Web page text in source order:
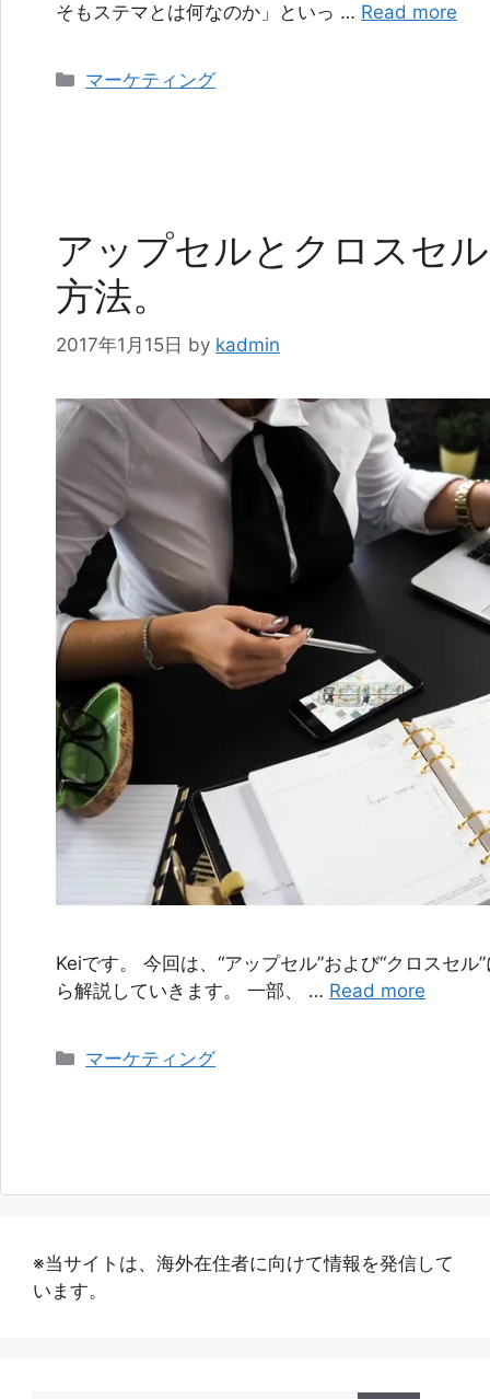
そもステマとは何なのか」といっ … Read more
カ
マーケティング
アップセルとクロスセ
方法。
2017年1月15日 by kadmin
Keiです。 今回は、“アップセル”および“クロスセ
ら解説していきます。 一部、 … Read more
カ
マーケティング
※当サイトは、海外在住者に向けて情報を発信して
います。